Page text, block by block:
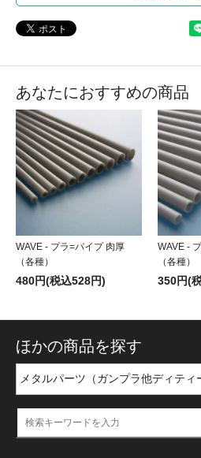
あなたにおすすめの商品
WAVE - プラ=パイプ 肉厚
（各種）
480円(税込528円)
WAVE -
（各種）
350円(
ほかの商品を探す